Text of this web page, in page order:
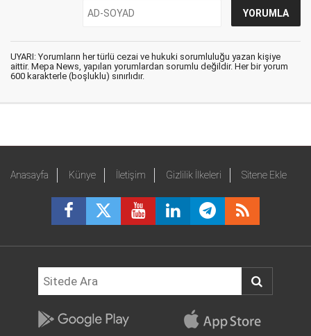
UYARI: Yorumların her türlü cezai ve hukuki sorumluluğu yazan kişiye
aittir. Mepa News, yapılan yorumlardan sorumlu değildir. Her bir yorum
600 karakterle (boşluklu) sınırlıdır.
Anasayfa Künye İletişim Gizlilik İlkeleri Sitene Ekle